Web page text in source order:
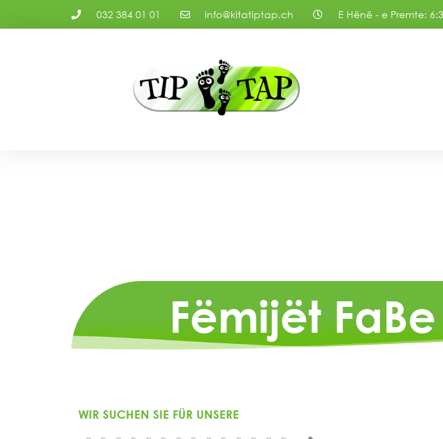
032 384 01 01 info@kitatiptap.ch E Hënë - e Premte:
Fëmijët
WIR SUCHEN SIE FÜR UNSERE